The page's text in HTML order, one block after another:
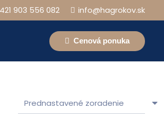
903 556 082 info@hagrokov.sk
Cenová ponuka